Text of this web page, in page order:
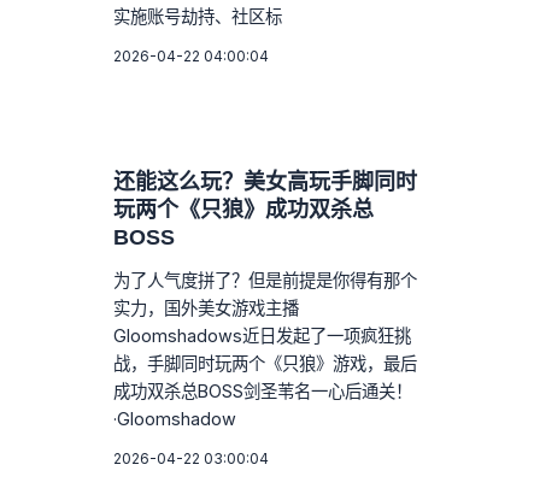
实施账号劫持、社区标
2026-04-22 04:00:04
还能这么玩？美女高玩手脚同时
玩两个《只狼》成功双杀总
BOSS
为了人气度拼了？但是前提是你得有那个
实力，国外美女游戏主播
Gloomshadows近日发起了一项疯狂挑
战，手脚同时玩两个《只狼》游戏，最后
成功双杀总BOSS剑圣苇名一心后通关！
·Gloomshadow
2026-04-22 03:00:04